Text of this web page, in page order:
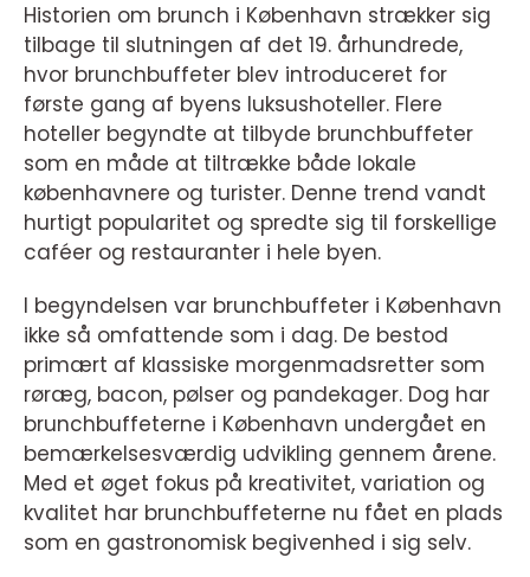
Historien om brunch i København strækker sig
tilbage til slutningen af det 19. århundrede,
hvor brunchbuffeter blev introduceret for
første gang af byens luksushoteller. Flere
hoteller begyndte at tilbyde brunchbuffeter
som en måde at tiltrække både lokale
københavnere og turister. Denne trend vandt
hurtigt popularitet og spredte sig til forskellige
caféer og restauranter i hele byen.
I begyndelsen var brunchbuffeter i København
ikke så omfattende som i dag. De bestod
primært af klassiske morgenmadsretter som
røræg, bacon, pølser og pandekager. Dog har
brunchbuffeterne i København undergået en
bemærkelsesværdig udvikling gennem årene.
Med et øget fokus på kreativitet, variation og
kvalitet har brunchbuffeterne nu fået en plads
som en gastronomisk begivenhed i sig selv.